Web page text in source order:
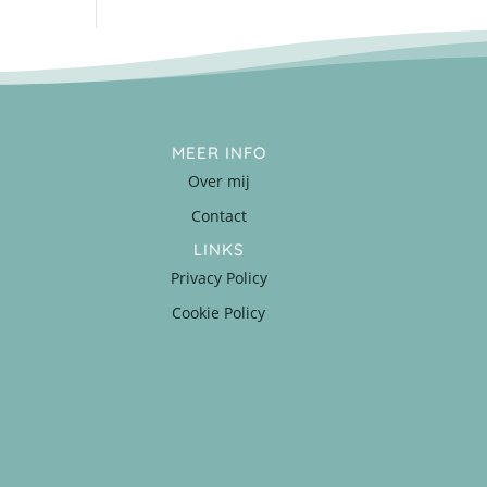
MEER INFO
Over mij
Contact
LINKS
Privacy Policy
Cookie Policy